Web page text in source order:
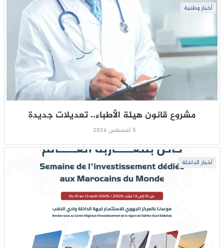
أخبار وطنية
مشروع قانون هيئة الأطباء.. تعديلات جديدة
5 أغسطس 2026
أخبار الداخلة